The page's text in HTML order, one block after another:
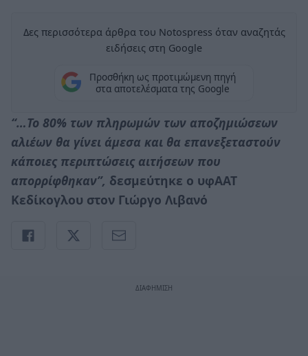
Δες περισσότερα άρθρα του Notospress όταν αναζητάς
ειδήσεις στη Google
Προσθήκη ως προτιμώμενη πηγή
στα αποτελέσματα της Google
“…Το 80% των πληρωμών των αποζημιώσεων
αλιέων θα γίνει άμεσα και θα επανεξεταστούν
κάποιες περιπτώσεις αιτήσεων που
απορρίφθηκαν”, δεσμεύτηκε ο υφΑΑΤ
Κεδίκογλου στον Γιώργο Λιβανό